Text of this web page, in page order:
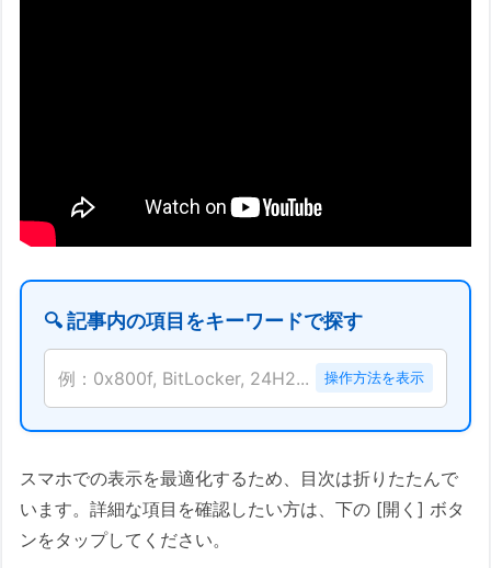
🔍 記事内の項目をキーワードで探す
例：0x800f, BitLocker, 24H2... 操作方法を表示
スマホでの表示を最適化するため、目次は折りたたんで
います。詳細な項目を確認したい方は、下の [開く] ボタ
ンをタップしてください。